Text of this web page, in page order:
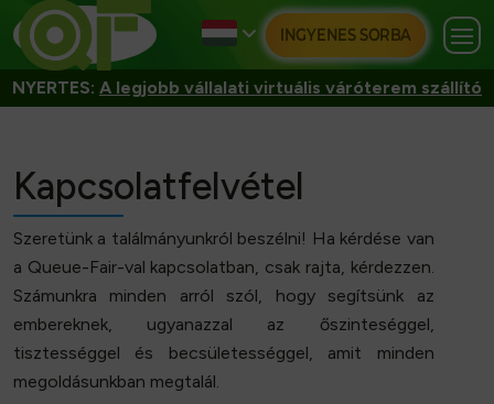
INGYENES SORBA
NYERTES: A legjobb vállalati virtuális váróterem szállító
Kapcsolatfelvétel
Szeretünk a találmányunkról beszélni! Ha kérdése van
a Queue-Fair-val kapcsolatban, csak rajta, kérdezzen.
Számunkra minden arról szól, hogy segítsünk az
embereknek, ugyanazzal az őszinteséggel,
tisztességgel és becsületességgel, amit minden
megoldásunkban megtalál.